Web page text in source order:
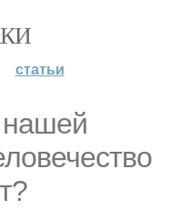
статьи
нашей